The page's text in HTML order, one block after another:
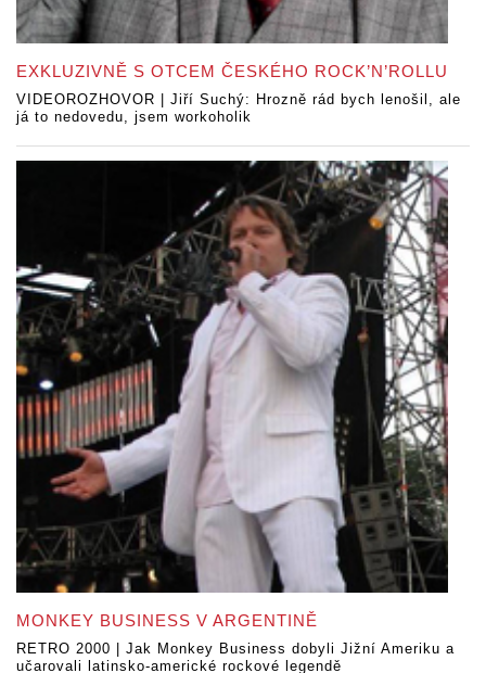
EXKLUZIVNĚ S OTCEM ČESKÉHO ROCK’N’ROLLU
VIDEOROZHOVOR | Jiří Suchý: Hrozně rád bych lenošil, ale
já to nedovedu, jsem workoholik
MONKEY BUSINESS V ARGENTINĚ
RETRO 2000 | Jak Monkey Business dobyli Jižní Ameriku a
učarovali latinsko-americké rockové legendě